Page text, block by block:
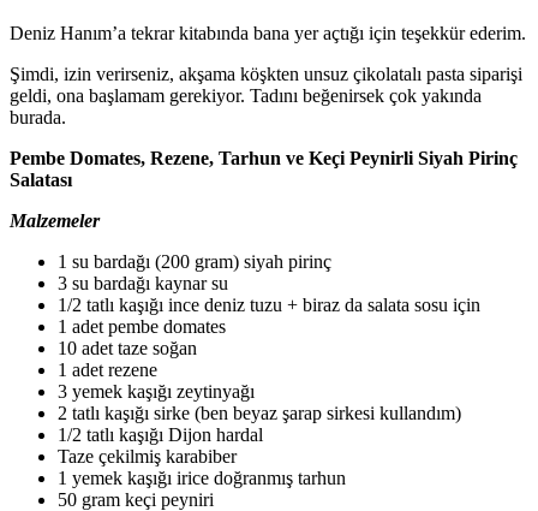
Deniz Hanım’a tekrar kitabında bana yer açtığı için teşekkür ederim.
Şimdi, izin verirseniz, akşama köşkten unsuz çikolatalı pasta siparişi
geldi, ona başlamam gerekiyor. Tadını beğenirsek çok yakında
burada.
Pembe Domates, Rezene, Tarhun ve Keçi Peynirli Siyah Pirinç
Salatası
Malzemeler
1 su bardağı (200 gram) siyah pirinç
3 su bardağı kaynar su
1/2 tatlı kaşığı ince deniz tuzu + biraz da salata sosu için
1 adet pembe domates
10 adet taze soğan
1 adet rezene
3 yemek kaşığı zeytinyağı
2 tatlı kaşığı sirke (ben beyaz şarap sirkesi kullandım)
1/2 tatlı kaşığı Dijon hardal
Taze çekilmiş karabiber
1 yemek kaşığı irice doğranmış tarhun
50 gram keçi peyniri